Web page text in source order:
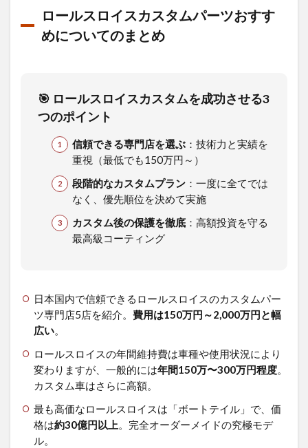
ロールスロイスカスタムパーツおすす
めについてのまとめ
🎯 ロールスロイスカスタムを成功させる3
つのポイント
信頼できる専門店を選ぶ：技術力と実績を
重視（最低でも150万円～）
段階的なカスタムプラン：一度に全てでは
なく、優先順位を決めて実施
カスタム後の保護を徹底：高額投資を守る
最高級コーティング
日本国内で信頼できるロールスロイスのカスタムパー
ツ専門店5店を紹介。 費用は150万円～2,000万円と幅
広い。
ロールスロイスの年間維持費は車種や使用状況により
変わりますが、一般的には年間150万〜300万円程度。
カスタム車はさらに高額。
最も高価なロールスロイスは「ボートテイル」で、価
格は約30億円以上。完全オーダーメイドの究極モデ
ル。